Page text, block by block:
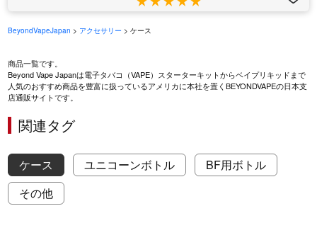
BeyondVapeJapan > アクセサリー > ケース
商品一覧です。
Beyond Vape Japanは電子タバコ（VAPE）スターターキットからベイプリキッドまで
人気のおすすめ商品を豊富に扱っているアメリカに本社を置くBEYONDVAPEの日本支
店通販サイトです。
関連タグ
ケース ユニコーンボトル
BF用ボトル
その他